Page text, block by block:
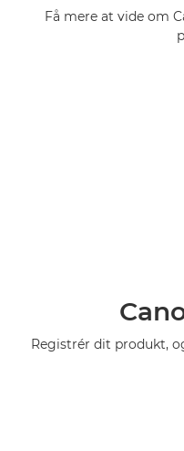
Få mere at vide om
Registrér dit produkt,